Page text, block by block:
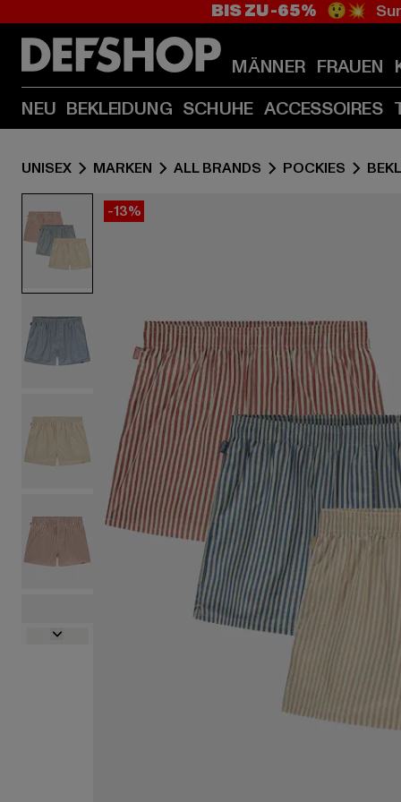
BIS ZU -65% 😲💥
MÄNNER FRAUEN
NEU BEKLEIDUNG SCHUHE ACCESSOIRES
UNISEX MARKEN ALL BRANDS POCKIES
-13%